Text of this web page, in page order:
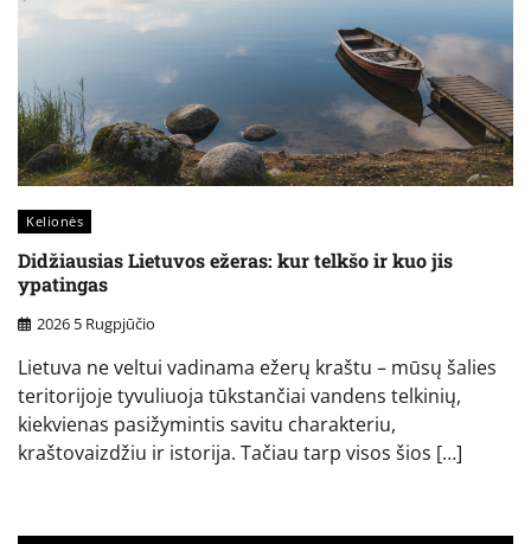
Kelionės
Didžiausias Lietuvos ežeras: kur telkšo ir kuo jis
ypatingas
2026 5 Rugpjūčio
Lietuva ne veltui vadinama ežerų kraštu – mūsų šalies
teritorijoje tyvuliuoja tūkstančiai vandens telkinių,
kiekvienas pasižymintis savitu charakteriu,
kraštovaizdžiu ir istorija. Tačiau tarp visos šios […]